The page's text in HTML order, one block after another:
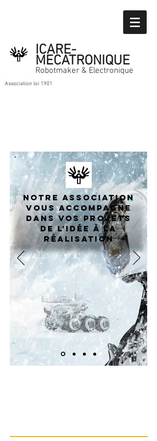
ICARE-
MECATRONIQUE
Robotmaker & Electronique
Association loi 1901
NOTRE ASSOCIATION
vous AccompagnE
dans vos projets
de l'idée à la
réalisation